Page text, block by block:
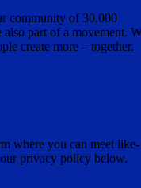
community of 30,000
part of a movement.
create more – together.
where you can meet like-
privacy policy below.